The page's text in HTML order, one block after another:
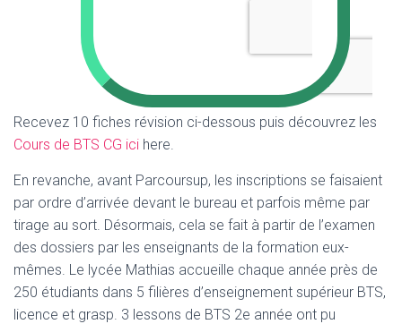
Recevez 10 fiches révision ci-dessous puis découvrez les
Cours de BTS CG ici here.
En revanche, avant Parcoursup, les inscriptions se faisaient
par ordre d’arrivée devant le bureau et parfois même par
tirage au sort. Désormais, cela se fait à partir de l’examen
des dossiers par les enseignants de la formation eux-
mêmes. Le lycée Mathias accueille chaque année près de
250 étudiants dans 5 filières d’enseignement supérieur BTS,
licence et grasp. 3 lessons de BTS 2e année ont pu